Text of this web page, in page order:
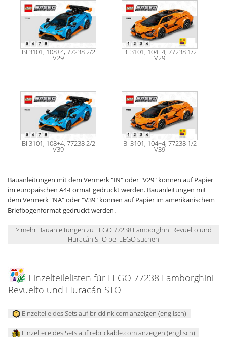
BI 3101, 108+4, 77238 2/2
V29
BI 3101, 104+4, 77238 1/2
V29
BI 3101, 108+4, 77238 2/2
V39
BI 3101, 104+4, 77238 1/2
V39
Bauanleitungen mit dem Vermerk "IN" oder "V29" können auf Papier
im europäischen A4-Format gedruckt werden. Bauanleitungen mit
dem Vermerk "NA" oder "V39" können auf Papier im amerikanischem
Briefbogenformat gedruckt werden.
> mehr Bauanleitungen zu LEGO 77238 Lamborghini Revuelto und
Huracán STO bei LEGO suchen
Einzelteilelisten für LEGO 77238 Lamborghini
Revuelto und Huracán STO
Einzelteile des Sets auf bricklink.com anzeigen (englisch)
Einzelteile des Sets auf rebrickable.com anzeigen (englisch)